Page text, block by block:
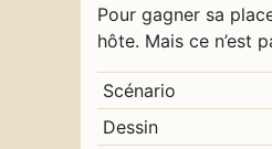
Pour gagner sa
hôte. Mais ce n’est
Scénario
Dessin